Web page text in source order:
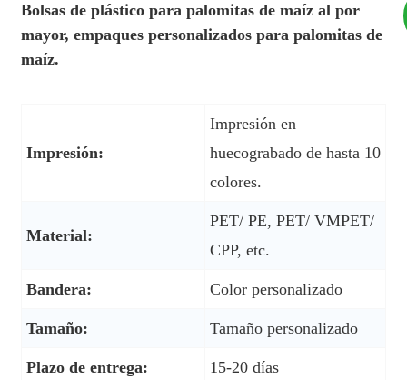
Bolsas de plástico para palomitas de maíz al por
mayor, empaques personalizados para palomitas de
maíz.
Impresión:
Impresión en
huecograbado de hasta 10
colores.
Material:
PET/ PE, PET/ VMPET/
CPP, etc.
Bandera: Color personalizado
Tamaño: Tamaño personalizado
Plazo de entrega: 15-20 días